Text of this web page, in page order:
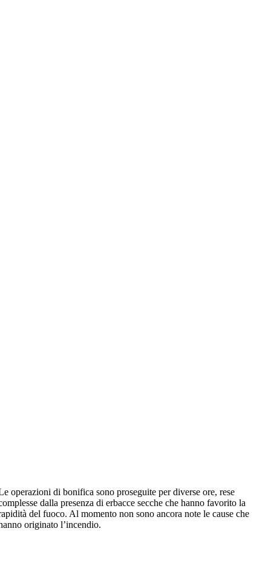
operazioni di bonifica sono proseguite per diverse ore, rese
dalla presenza di erbacce secche che hanno favorito la
del fuoco. Al momento non sono ancora note le cause che
originato l’incendio.